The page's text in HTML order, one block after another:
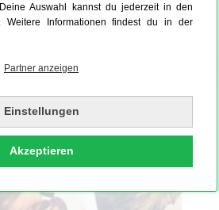
Auswahl kannst du jederzeit in den
Weitere Informationen findest du in der
Partner anzeigen
Einstellungen
Akzeptieren
Poster - Unsere